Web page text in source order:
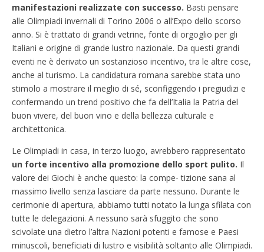
manifestazioni realizzate con successo. Basti pensare
alle Olimpiadi invernali di Torino 2006 o all’Expo dello scorso
anno. Si è trattato di grandi vetrine, fonte di orgoglio per gli
Italiani e origine di grande lustro nazionale. Da questi grandi
eventi ne è derivato un sostanzioso incentivo, tra le altre cose,
anche al turismo. La candidatura romana sarebbe stata uno
stimolo a mostrare il meglio di sé, sconfiggendo i pregiudizi e
confermando un trend positivo che fa dell’Italia la Patria del
buon vivere, del buon vino e della bellezza culturale e
architettonica.
Le Olimpiadi in casa, in terzo luogo, avrebbero rappresentato
un forte incentivo alla promozione dello sport pulito. Il
valore dei Giochi è anche questo: la compe- tizione sana al
massimo livello senza lasciare da parte nessuno. Durante le
cerimonie di apertura, abbiamo tutti notato la lunga sfilata con
tutte le delegazioni. A nessuno sarà sfuggito che sono
scivolate una dietro l’altra Nazioni potenti e famose e Paesi
minuscoli, beneficiati di lustro e visibilità soltanto alle Olimpiadi.